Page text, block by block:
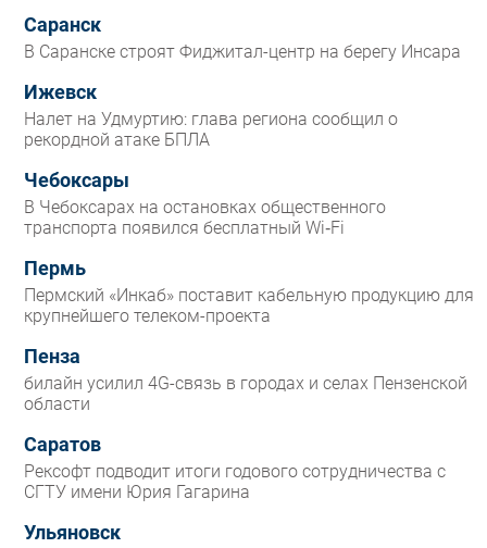
Саранск
В Саранске строят Фиджитал-центр на берегу Инсара
Ижевск
Налет на Удмуртию: глава региона сообщил о
рекордной атаке БПЛА
Чебоксары
В Чебоксарах на остановках общественного
транспорта появился бесплатный Wi‑Fi
Пермь
Пермский «Инкаб» поставит кабельную продукцию для
крупнейшего телеком-проекта
Пенза
билайн усилил 4G-связь в городах и селах Пензенской
области
Саратов
Рексофт подводит итоги годового сотрудничества с
СГТУ имени Юрия Гагарина
Ульяновск